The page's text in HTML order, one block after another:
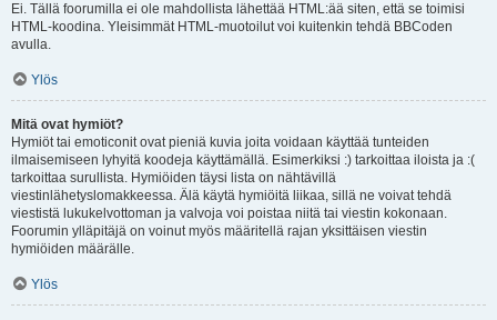
Ei. Tällä foorumilla ei ole mahdollista lähettää HTML:ää siten, että se toimisi
HTML-koodina. Yleisimmät HTML-muotoilut voi kuitenkin tehdä BBCoden
avulla.
Ylös
Mitä ovat hymiöt?
Hymiöt tai emoticonit ovat pieniä kuvia joita voidaan käyttää tunteiden
ilmaisemiseen lyhyitä koodeja käyttämällä. Esimerkiksi :) tarkoittaa iloista ja :(
tarkoittaa surullista. Hymiöiden täysi lista on nähtävillä
viestinlähetyslomakkeessa. Älä käytä hymiöitä liikaa, sillä ne voivat tehdä
viestistä lukukelvottoman ja valvoja voi poistaa niitä tai viestin kokonaan.
Foorumin ylläpitäjä on voinut myös määritellä rajan yksittäisen viestin
hymiöiden määrälle.
Ylös